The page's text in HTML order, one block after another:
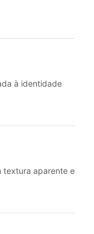
à identidade
textura aparente e